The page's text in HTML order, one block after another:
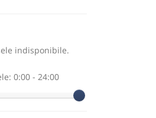
indisponibile.
0:00 - 24:00